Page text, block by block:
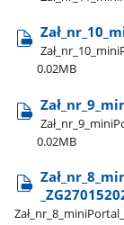
0.02MB
0.02MB